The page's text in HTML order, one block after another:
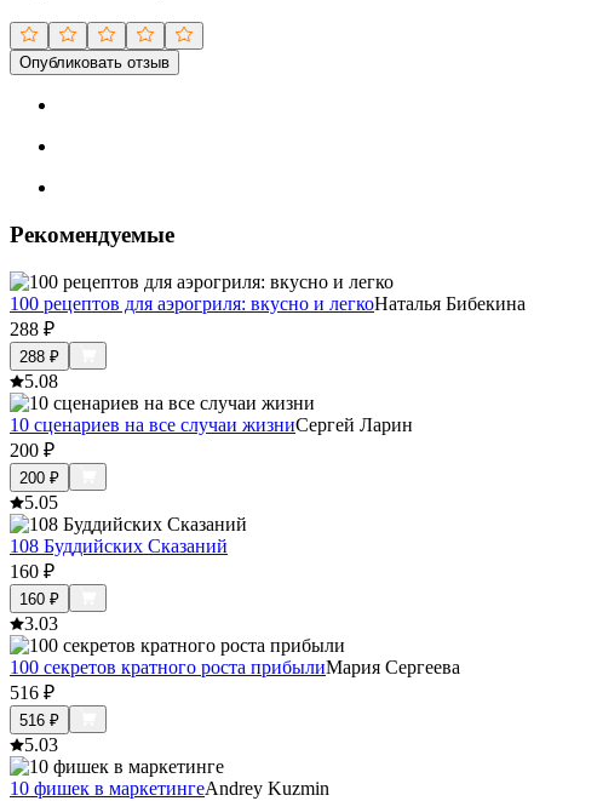
Опубликовать отзыв
Рекомендуемые
100 рецептов для аэрогриля: вкусно и легкоНаталья Бибекина
288 ₽
288 ₽
5.08
10 сценариев на все случаи жизниСергей Ларин
200 ₽
200 ₽
5.05
108 Буддийских Сказаний
160 ₽
160 ₽
3.03
100 секретов кратного роста прибылиМария Сергеева
516 ₽
516 ₽
5.03
10 фишек в маркетингеAndrey Kuzmin